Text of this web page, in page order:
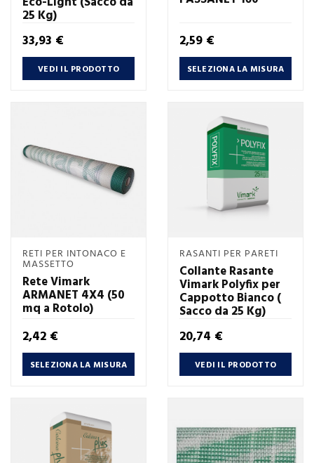
25 Kg)
Prezzo
33,93 €
VEDI IL PRODOTTO
Prezzo
2,59 €
SELEZIONA LA MISURA
RETI PER INTONACO E
MASSETTO
Rete Vimark
ARMANET 4X4 (50
mq a Rotolo)
Prezzo
2,42 €
SELEZIONA LA MISURA
RASANTI PER PARETI
Collante Rasante
Vimark Polyfix per
Cappotto Bianco (
Sacco da 25 Kg)
Prezzo
20,74 €
VEDI IL PRODOTTO